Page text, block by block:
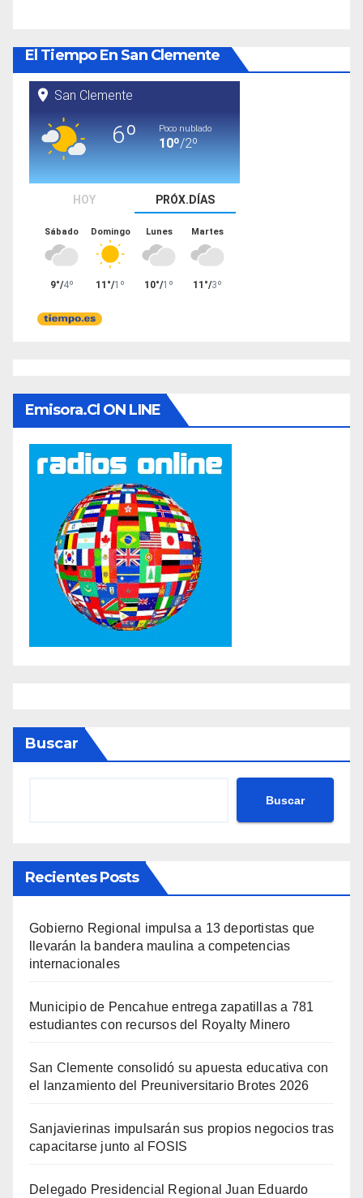
El Tiempo En San Clemente
Emisora.cl ON LINE
Buscar
Buscar
Recientes Posts
Gobierno Regional impulsa a 13 deportistas que
llevarán la bandera maulina a competencias
internacionales
Municipio de Pencahue entrega zapatillas a 781
estudiantes con recursos del Royalty Minero
San Clemente consolidó su apuesta educativa con
el lanzamiento del Preuniversitario Brotes 2026
Sanjavierinas impulsarán sus propios negocios tras
capacitarse junto al FOSIS
Delegado Presidencial Regional Juan Eduardo